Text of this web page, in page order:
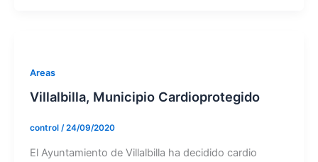
Areas
Villalbilla, Municipio Cardioprotegido
control /24/09/2020
El Ayuntamiento de Villalbilla ha decidido cardio